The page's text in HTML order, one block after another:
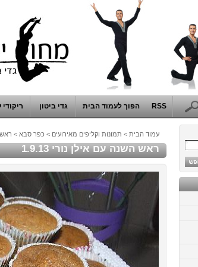
RSS הפוך לעמוד הבית גדי ביטון
עמוד הבית > תמונות וקליפים מאירועים > כפר סבא > ראש
ראש השנה עם אילן נורי 1.9.13